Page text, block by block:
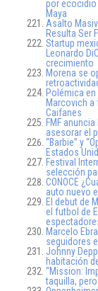
por ecocidio
Maya
Asalto
Resulta Ser
Startup
Leonardo
crecimiento
Morena se
Polémica
Marcovich
Caifanes
FMF
asesorar el
“Barbie” y
Estados
Festival
selección
CONOCE
auto nuevo
El debut de
el futbol de
Marcelo
seguidores
Johnny
habitación
“Mission:
taquilla,